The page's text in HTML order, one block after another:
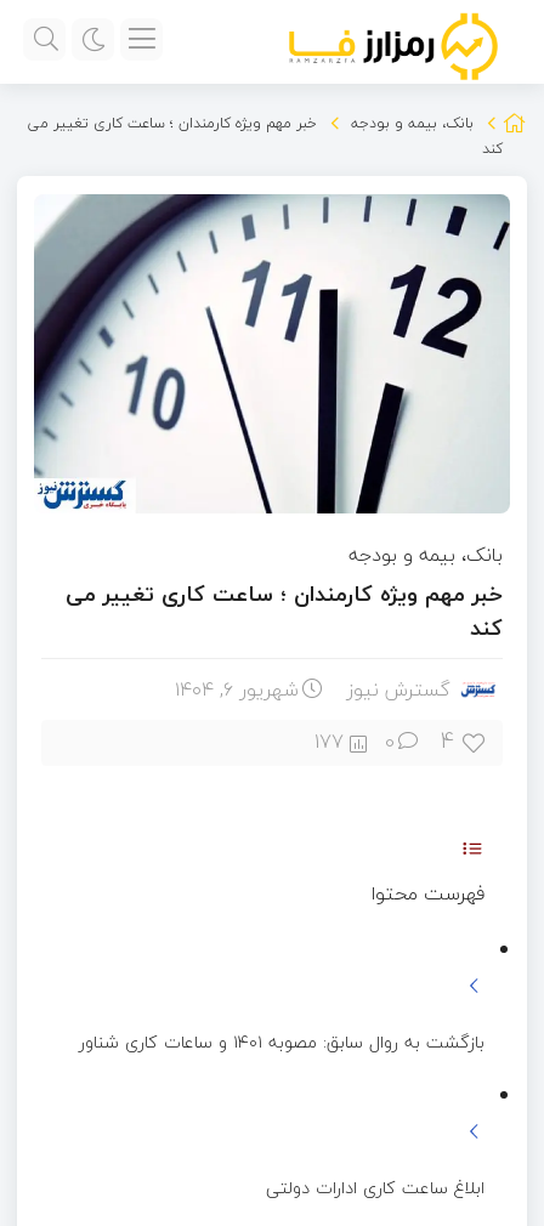
بانک، بیمه و بودجه
خبر مهم ویژه کارمندان ؛ ساعت کاری تغییر می
کند
بانک، بیمه و بودجه
خبر مهم ویژه کارمندان ؛ ساعت کاری تغییر می
کند
گسترش نیوز شهریور ۶, ۱۴۰۴
4
0
177
فهرست محتوا
بازگشت به روال سابق: مصوبه ۱۴۰۱ و ساعات کاری شناور
ابلاغ ساعت کاری ادارات دولتی